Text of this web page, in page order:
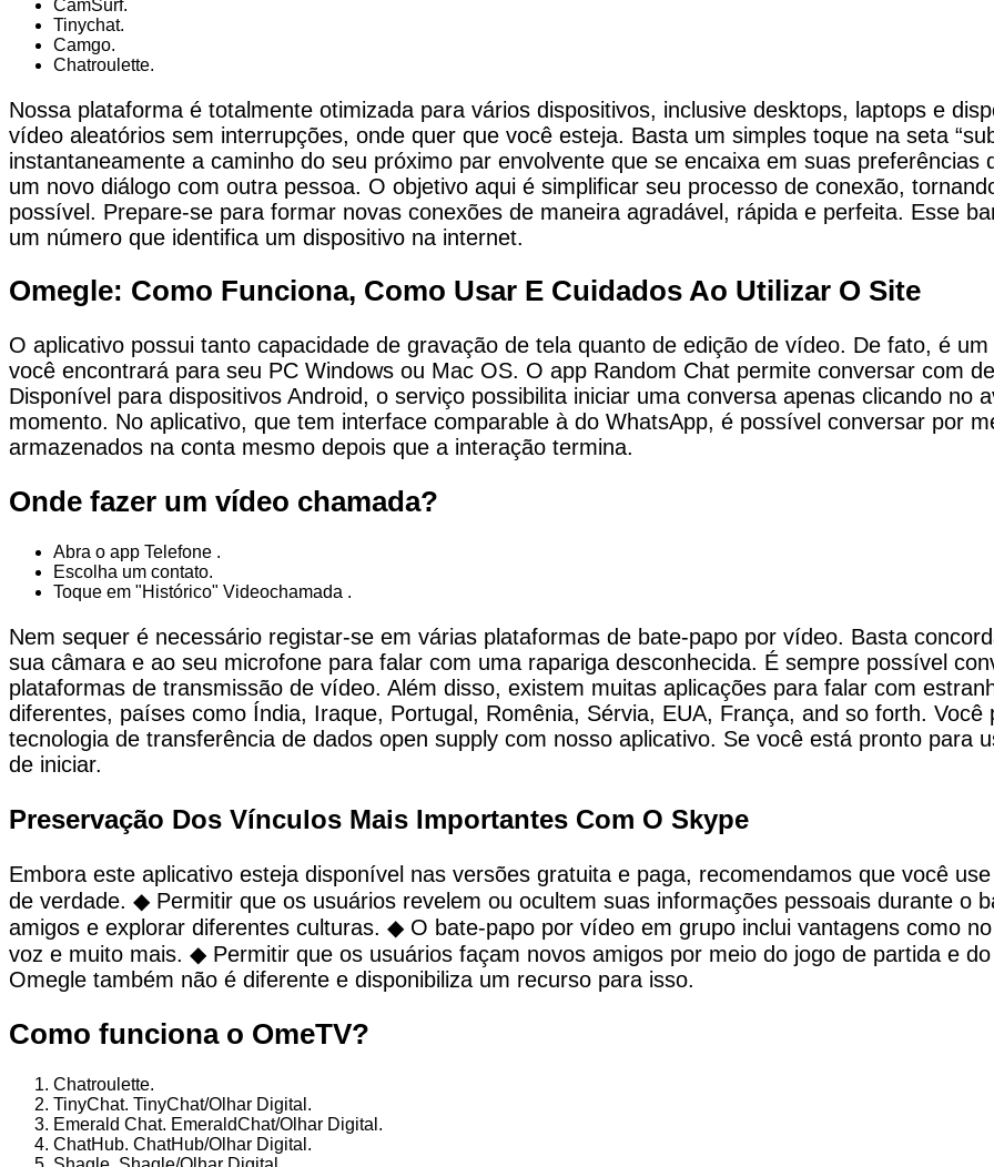
CamSurf.
Tinychat.
Camgo.
Chatroulette.
Nossa plataforma é totalmente otimizada para vários dispositivos, inclusive desktops, laptops e
vídeo aleatórios sem interrupções, onde quer que você esteja. Basta um simples toque na seta
instantaneamente a caminho do seu próximo par envolvente que se encaixa em suas
um novo diálogo com outra pessoa. O objetivo aqui é simplificar seu processo de conexão,
possível. Prepare-se para formar novas conexões de maneira agradável, rápida e perfeita. Esse
um número que identifica um dispositivo na internet.
Omegle: Como Funciona, Como Usar E Cuidados Ao Utilizar O Site
O aplicativo possui tanto capacidade de gravação de tela quanto de edição de vídeo. De fato, é
você encontrará para seu PC Windows ou Mac OS. O app Random Chat permite conversar com
Disponível para dispositivos Android, o serviço possibilita iniciar uma conversa apenas clicando no
momento. No aplicativo, que tem interface comparable à do WhatsApp, é possível conversar por
armazenados na conta mesmo depois que a interação termina.
Onde fazer um vídeo chamada?
Abra o app Telefone .
Escolha um contato.
Toque em "Histórico" Videochamada .
Nem sequer é necessário registar-se em várias plataformas de bate-papo por vídeo. Basta
sua câmara e ao seu microfone para falar com uma rapariga desconhecida. É sempre possível
plataformas de transmissão de vídeo. Além disso, existem muitas aplicações para falar com
diferentes, países como Índia, Iraque, Portugal, Romênia, Sérvia, EUA, França, and so forth.
tecnologia de transferência de dados open supply com nosso aplicativo. Se você está pronto para
de iniciar.
Preservação Dos Vínculos Mais Importantes Com O Skype
Embora este aplicativo esteja disponível nas versões gratuita e paga, recomendamos que você
de verdade. ◆ Permitir que os usuários revelem ou ocultem suas informações pessoais durante o
amigos e explorar diferentes culturas. ◆ O bate-papo por vídeo em grupo inclui vantagens como
voz e muito mais. ◆ Permitir que os usuários façam novos amigos por meio do jogo de partida e
Omegle também não é diferente e disponibiliza um recurso para isso.
Como funciona o OmeTV?
Chatroulette.
TinyChat. TinyChat/Olhar Digital.
Emerald Chat. EmeraldChat/Olhar Digital.
ChatHub. ChatHub/Olhar Digital.